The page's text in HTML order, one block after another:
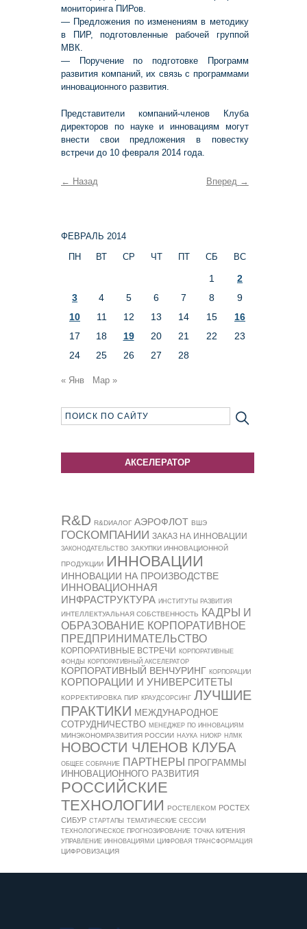
мониторинга ПИРов.
— Предложения по изменениям в методику
в ПИР, подготовленные рабочей группой
МВК.
— Поручение по подготовке Программ
развития компаний, их связь с программами
инновационного развития.
Представители компаний-членов Клуба
директоров по науке и инновациям могут
внести свои предложения в повестку
встречи до 10 февраля 2014 года.
← Назад Вперед →
ФЕВРАЛЬ 2014
ПН
ВТ СР ЧТ ПТ СБ ВС
1
2
3
4 5 6 7 8
9
10
11 12 13 14 15
16
17
18 19 20 21 22
23
24
25 26 27 28
« Янв Мар »
АКСЕЛЕРАТОР
R&D R&DИАЛОГ АЭРОФЛОТ ВШЭ
ГОСКОМПАНИИ ЗАКАЗ НА ИННОВАЦИИ
ЗАКОНОДАТЕЛЬСТВО ЗАКУПКИ ИННОВАЦИОННОЙ
ПРОДУКЦИИ ИННОВАЦИИ
ИННОВАЦИИ НА ПРОИЗВОДСТВЕ
ИННОВАЦИОННАЯ
ИНФРАСТРУКТУРА ИНСТИТУТЫ РАЗВИТИЯ
ИНТЕЛЛЕКТУАЛЬНАЯ СОБСТВЕННОСТЬ КАДРЫ И
ОБРАЗОВАНИЕ КОРПОРАТИВНОЕ
ПРЕДПРИНИМАТЕЛЬСТВО
КОРПОРАТИВНЫЕ ВСТРЕЧИ
КОРПОРАТИВНЫЕ
ФОНДЫ
КОРПОРАТИВНЫЙ АКСЕЛЕРАТОР
КОРПОРАТИВНЫЙ ВЕНЧУРИНГ КОРПОРАЦИИ
КОРПОРАЦИИ И УНИВЕРСИТЕТЫ
КОРРЕКТИРОВКА ПИР КРАУДСОРСИНГ ЛУЧШИЕ
ПРАКТИКИ МЕЖДУНАРОДНОЕ
СОТРУДНИЧЕСТВО МЕНЕДЖЕР ПО ИННОВАЦИЯМ
МИНЭКОНОМРАЗВИТИЯ РОССИИ НАУКА НИОКР НЛМК
НОВОСТИ ЧЛЕНОВ КЛУБА
ОБЩЕЕ СОБРАНИЕ ПАРТНЕРЫ
ПРОГРАММЫ
ИННОВАЦИОННОГО РАЗВИТИЯ
РОССИЙСКИЕ
ТЕХНОЛОГИИ
РОСТЕЛЕКОМ РОСТЕХ
СИБУР СТАРТАПЫ ТЕМАТИЧЕСКИЕ СЕССИИ
ТЕХНОЛОГИЧЕСКОЕ ПРОГНОЗИРОВАНИЕ ТОЧКА КИПЕНИЯ
УПРАВЛЕНИЕ ИННОВАЦИЯМИ ЦИФРОВАЯ ТРАНСФОРМАЦИЯ
ЦИФРОВИЗАЦИЯ